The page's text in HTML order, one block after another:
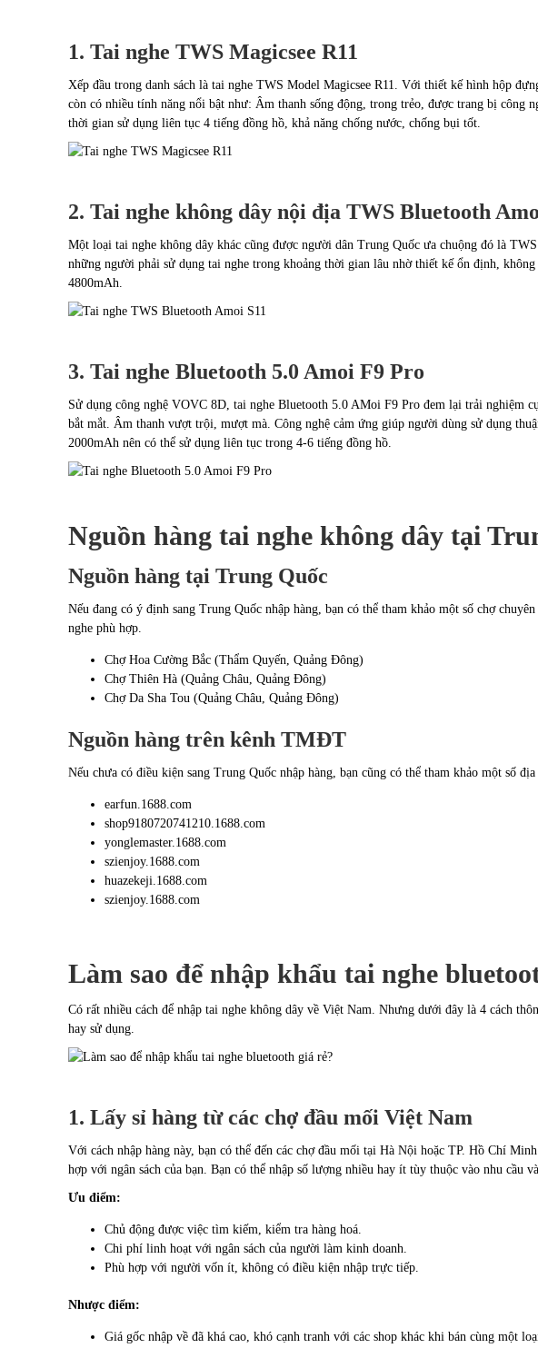
1. Tai nghe TWS Magicsee R11
Xếp đầu trong danh sách là tai nghe TWS Model Magicsee R11. Với thiết kế hình hộp
còn có nhiều tính năng nổi bật như: Âm thanh sống động, trong trẻo, được trang bị công
thời gian sử dụng liên tục 4 tiếng đồng hồ, khả năng chống nước, chống bụi tốt.
2. Tai nghe không dây nội địa TWS Bluetooth
Một loại tai nghe không dây khác cũng được người dân Trung Quốc ưa chuộng đó là
những người phải sử dụng tai nghe trong khoảng thời gian lâu nhờ thiết kế ổn định,
4800mAh.
3. Tai nghe Bluetooth 5.0 Amoi F9 Pro
Sử dụng công nghệ VOVC 8D, tai nghe Bluetooth 5.0 AMoi F9 Pro đem lại trải nghiệm
bắt mắt. Âm thanh vượt trội, mượt mà. Công nghệ cảm ứng giúp người dùng sử dụng
2000mAh nên có thể sử dụng liên tục trong 4-6 tiếng đồng hồ.
Nguồn hàng tai nghe không dây tại
Nguồn hàng tại Trung Quốc
Nếu đang có ý định sang Trung Quốc nhập hàng, bạn có thể tham khảo một số chợ
nghe phù hợp.
Chợ Hoa Cường Bắc (Thẩm Quyến, Quảng Đông)
Chợ Thiên Hà (Quảng Châu, Quảng Đông)
Chợ Da Sha Tou (Quảng Châu, Quảng Đông)
Nguồn hàng trên kênh TMĐT
Nếu chưa có điều kiện sang Trung Quốc nhập hàng, bạn cũng có thể tham khảo một số
earfun.1688.com
shop9180720741210.1688.com
yonglemaster.1688.com
szienjoy.1688.com
huazekeji.1688.com
szienjoy.1688.com
Làm sao để nhập khẩu tai nghe
Có rất nhiều cách để nhập tai nghe không dây về Việt Nam. Nhưng dưới đây là 4 cách
hay sử dụng.
1. Lấy sỉ hàng từ các chợ đầu mối Việt Nam
Với cách nhập hàng này, bạn có thể đến các chợ đầu mối tại Hà Nội hoặc TP. Hồ Chí
hợp với ngân sách của bạn. Bạn có thể nhập số lượng nhiều hay ít tùy thuộc vào nhu cầu
Ưu điểm:
Chủ động được việc tìm kiếm, kiểm tra hàng hoá.
Chi phí linh hoạt với ngân sách của người làm kinh doanh.
Phù hợp với người vốn ít, không có điều kiện nhập trực tiếp.
Nhược điểm:
Giá gốc nhập về đã khá cao, khó cạnh tranh với các shop khác khi bán cùng một